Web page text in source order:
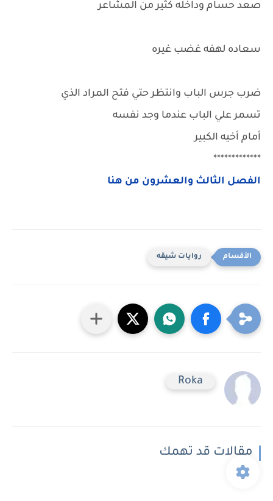
صعد حسام وداخله كثير من المشاعر
سعاده لهفه غضب غيره
ضرب جرس الباب وانتظر حتي فتح المراد الذي
تسمر علي الباب عندما وجد نفسه
أمام أخيه الكبير
*************
الفصل الثالث والعشرون من هنا
روايات شيقه
Roka
مقالات قد تهمك